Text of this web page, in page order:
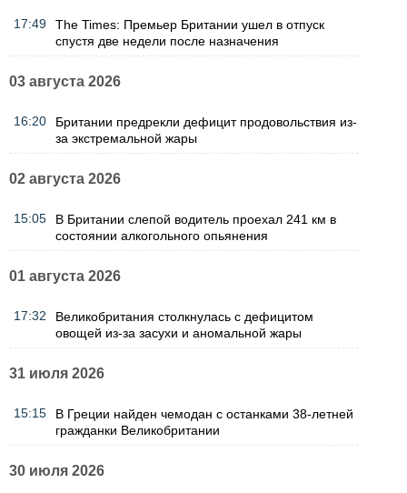
17:49
The Times: Премьер Британии ушел в отпуск
спустя две недели после назначения
03 августа 2026
16:20
Британии предрекли дефицит продовольствия из-
за экстремальной жары
02 августа 2026
15:05
В Британии слепой водитель проехал 241 км в
состоянии алкогольного опьянения
01 августа 2026
17:32
Великобритания столкнулась с дефицитом
овощей из-за засухи и аномальной жары
31 июля 2026
15:15
В Греции найден чемодан с останками 38-летней
гражданки Великобритании
30 июля 2026